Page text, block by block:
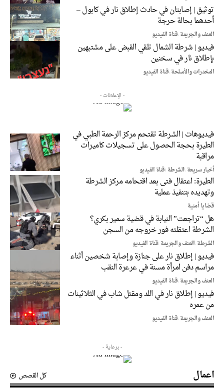
توثيق | إصابتان في حادث إطلاق نار في كابول –
أحدهما بحالة حرجة
العنف والجريمة قناة الفيديو
فيديو | شرطة الشمال تلقي القبض على مشتبهين
بإطلاق نار في سخنين
المخدرات والأسلحة قناة الفيديو
- الإعلانات -
فيديوهات | الشرطة تقتحم مركز الرحمة الطبي في
الطيرة بحجة الحصول على تسجيلات كاميرات
مراقبة
أخبار سريعة الشرطة قناة الفيديو
الطيرة: اعتقال فتى بعد اقتحامه مركز الشرطة
وتهديده بتنفيذ عملية
قضايا أمنية
هل “تراجعت” النيابة في قضية سمير بكري؟
الشرطة اعتقلته فور خروجه من السجن
الشرطة العنف والجريمة قناة الفيديو
فيديو | إطلاق نار على جنازة وإصابة شخصين أثناء
مراسم دفن امرأة مسنة في عرعرة النقب
العنف والجريمة قناة الفيديو
فيديو | إطلاق نار في اللد ومقتل شاب في الثلاثينات
من عمره
العنف والجريمة قناة الفيديو
- برعاية -
اعمال كل القصص